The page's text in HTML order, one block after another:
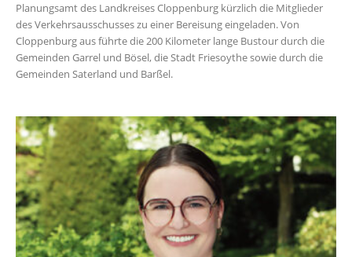
Planungsamt des Landkreises Cloppenburg kürzlich die Mitglieder
des Verkehrsausschusses zu einer Bereisung eingeladen. Von
Cloppenburg aus führte die 200 Kilometer lange Bustour durch die
Gemeinden Garrel und Bösel, die Stadt Friesoythe sowie durch die
Gemeinden Saterland und Barßel.